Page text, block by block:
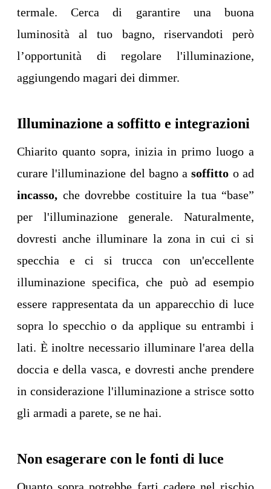
termale. Cerca di garantire una buona
luminosità al tuo bagno, riservandoti però
l’opportunità di regolare l'illuminazione,
aggiungendo magari dei dimmer.
Illuminazione a soffitto e integrazioni
Chiarito quanto sopra, inizia in primo luogo a
curare l'illuminazione del bagno asoffitto o ad
incasso, che dovrebbe costituire la tua “base”
per l'illuminazione generale. Naturalmente,
dovresti anche illuminare la zona in cui ci si
specchia e ci si trucca con un'eccellente
illuminazione specifica, che può ad esempio
essere rappresentata da un apparecchio di luce
sopra lo specchio o da applique su entrambi i
lati. È inoltre necessario illuminare l'area della
doccia e della vasca, e dovresti anche prendere
in considerazione l'illuminazione a strisce sotto
gli armadi a parete, se ne hai.
Non esagerare con le fonti di luce